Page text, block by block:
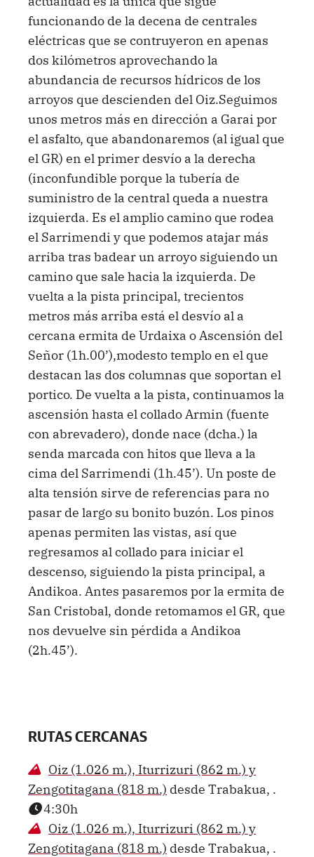
funcionando de la decena de centrales
eléctricas que se contruyeron en apenas
dos kilómetros aprovechando la
abundancia de recursos hídricos de los
arroyos que descienden del Oiz.Seguimos
unos metros más en dirección a Garai por
el asfalto, que abandonaremos (al igual que
el GR) en el primer desvío a la derecha
(inconfundible porque la tubería de
suministro de la central queda a nuestra
izquierda. Es el amplio camino que rodea
el Sarrimendi y que podemos atajar más
arriba tras badear un arroyo siguiendo un
camino que sale hacia la izquierda. De
vuelta a la pista principal, trecientos
metros más arriba está el desvío al a
cercana ermita de Urdaixa o Ascensión del
Señor (1h.00’),modesto templo en el que
destacan las dos columnas que soportan el
portico. De vuelta a la pista, continuamos la
ascensión hasta el collado Armin (fuente
con abrevadero), donde nace (dcha.) la
senda marcada con hitos que lleva a la
cima del Sarrimendi (1h.45’). Un poste de
alta tensión sirve de referencias para no
pasar de largo su bonito buzón. Los pinos
apenas permiten las vistas, así que
regresamos al collado para iniciar el
descenso, siguiendo la pista principal, a
Andikoa. Antes pasaremos por la ermita de
San Cristobal, donde retomamos el GR, que
nos devuelve sin pérdida a Andikoa
(2h.45’).
RUTAS CERCANAS
Oiz (1.026 m.), Iturrizuri (862 m.) y
Zengotitagana (818 m.) desde Trabakua, .
4:30h
Oiz (1.026 m.), Iturrizuri (862 m.) y
Zengotitagana (818 m.) desde Trabakua, .